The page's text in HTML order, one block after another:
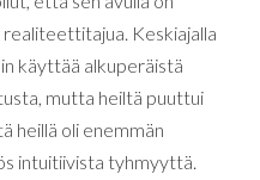
realiteettitajua. Keskiajalla
käyttää alkuperäistä
, mutta heiltä puuttui
heillä oli enemmän
intuitiivista tyhmyyttä.